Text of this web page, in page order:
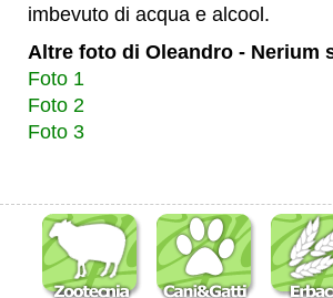
imbevuto di acqua e alcool.
Altre foto di Oleandro - Nerium
Foto 1
Foto 2
Foto 3